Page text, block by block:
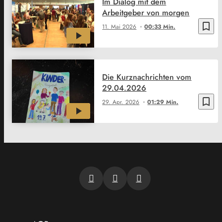
bookmark_border
11. Mai 2026 00:33 Min.
Arbeitgeber von morgen
bookmark_border
29. Apr. 2026 01:29 Min.
Die Kurznachrichten vom
29.04.2026